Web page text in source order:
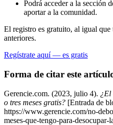
Podrá acceder a la sección
aportar a la comunidad.
El registro es gratuito, al igual
anteriores.
Regístrate aquí — es gratis
Forma de citar este
Gerencie.com. (2023, julio 4). ¿El
o tres meses gratis? [Entrada de
https://www.gerencie.com/no-
meses-que-tengo-para-desocupar-